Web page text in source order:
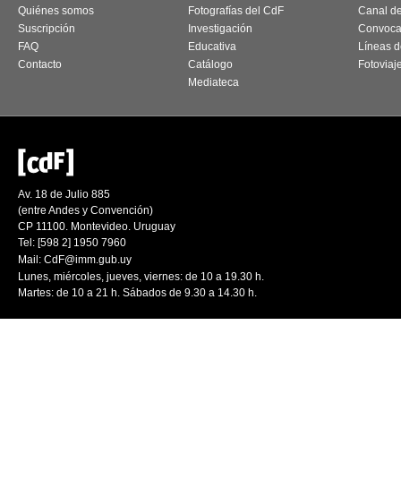
Quiénes somos
Suscripción
FAQ
Contacto
Fotografías del CdF
Investigación
Educativa
Catálogo
Mediateca
Canal
Líneas
Av. 18 de Julio 885
(entre Andes y Convención)
CP 11100. Montevideo. Uruguay
Tel: [598 2] 1950 7960
Mail: CdF@imm.gub.uy
Lunes, miércoles, jueves, viernes: de 10 a 19.30 h.
Martes: de 10 a 21 h. Sábados de 9.30 a 14.30 h.